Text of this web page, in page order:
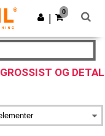
Last ned app
0
GROSSIST OG